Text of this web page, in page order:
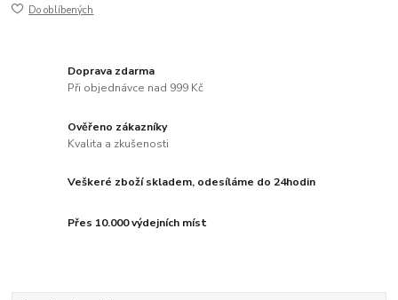
Do oblíbených
Doprava zdarma
Při objednávce nad 999 Kč
Ověřeno zákazníky
Kvalita a zkušenosti
Veškeré zboží skladem, odesíláme do 24hodin
Přes 10.000 výdejních míst